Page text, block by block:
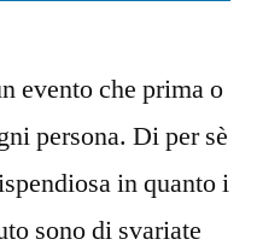
evento che prima o
persona. Di per sè
in quanto i
sono di svariate